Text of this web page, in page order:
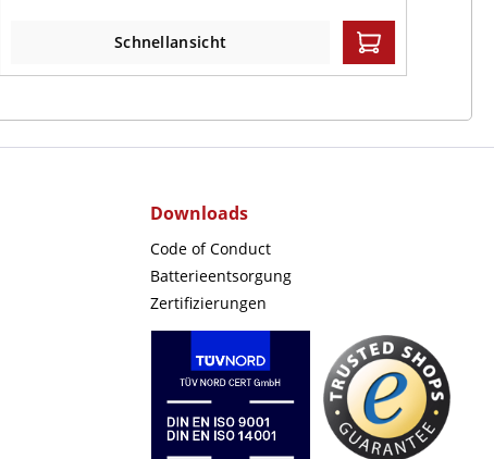
Schnellansicht
Downloads
Code of Conduct
Batterieentsorgung
Zertifizierungen